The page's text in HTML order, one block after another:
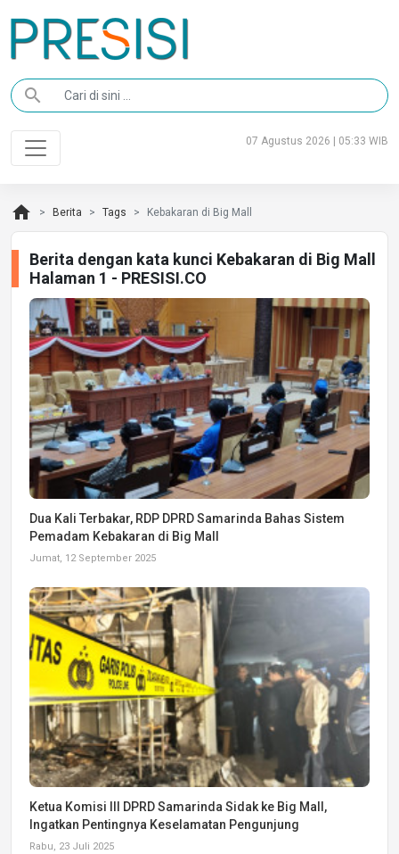
search
07 Agustus 2026 | 05:33 WIB
home Berita Tags Kebakaran di Big Mall
Berita dengan kata kunci Kebakaran di Big Mall
Halaman 1 - PRESISI.CO
Dua Kali Terbakar, RDP DPRD Samarinda Bahas Sistem
Pemadam Kebakaran di Big Mall
Jumat, 12 September 2025
Ketua Komisi III DPRD Samarinda Sidak ke Big Mall,
Ingatkan Pentingnya Keselamatan Pengunjung
Rabu, 23 Juli 2025